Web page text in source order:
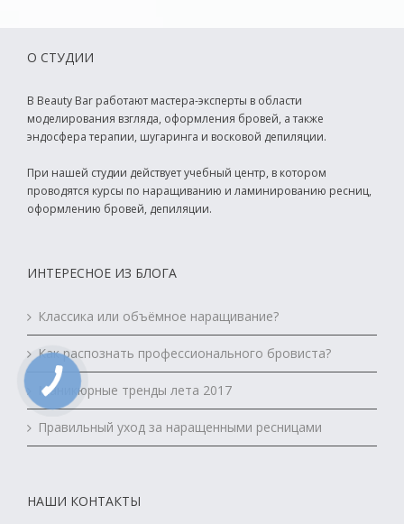
О СТУДИИ
В Beauty Bar работают мастера-эксперты в области
моделирования взгляда, оформления бровей, а также
эндосфера терапии, шугаринга и восковой депиляции.
При нашей студии действует учебный центр, в котором
проводятся курсы по наращиванию и ламинированию ресниц,
оформлению бровей, депиляции.
ИНТЕРЕСНОЕ ИЗ БЛОГА
Классика или объёмное наращивание?
Как распознать профессионального бровиста?
Маникюрные тренды лета 2017
Правильный уход за наращенными ресницами
НАШИ КОНТАКТЫ